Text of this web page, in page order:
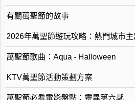
有關萬聖節的故事
2026年萬聖節遊玩攻略：熱門城市
萬聖節歌曲：Aqua - Halloween
KTV萬聖節活動策劃方案
萬聖節必看電影盤點：靈異第六感